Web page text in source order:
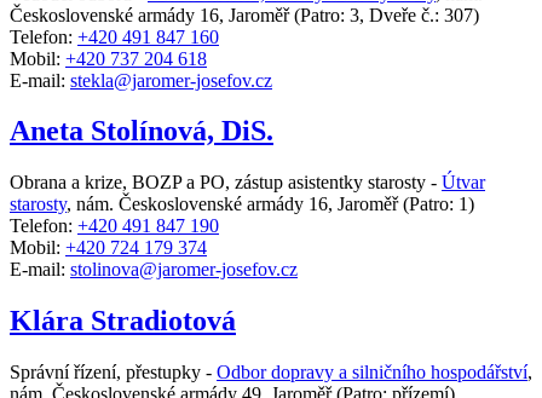
Československé armády 16, Jaroměř(Patro: 3, Dveře č.: 307)
Telefon: +420 491 847 160
Mobil: +420 737 204 618
E-mail: stekla@jaromer-josefov.cz
Aneta Stolínová, DiS.
Obrana a krize, BOZP a PO, zástup asistentky starosty - Útvar
starosty, nám. Československé armády 16, Jaroměř(Patro: 1)
Telefon: +420 491 847 190
Mobil: +420 724 179 374
E-mail: stolinova@jaromer-josefov.cz
Klára Stradiotová
Správní řízení, přestupky - Odbor dopravy a silničního hospodářství,